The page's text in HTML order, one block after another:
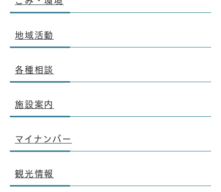
地域活動
各種相談
施設案内
マイナンバー
観光情報